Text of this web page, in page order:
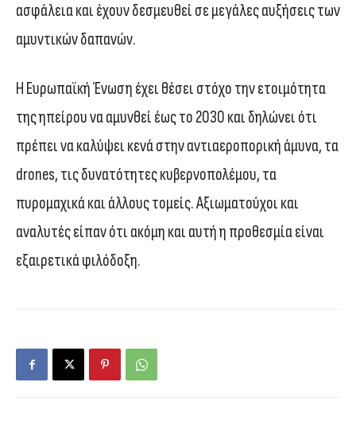
ασφάλεια και έχουν δεσμευθεί σε μεγάλες αυξήσεις των
αμυντικών δαπανών.
Η Ευρωπαϊκή Ένωση έχει θέσει στόχο την ετοιμότητα
της ηπείρου να αμυνθεί έως το 2030 και δηλώνει ότι
πρέπει να καλύψει κενά στην αντιαεροπορική άμυνα, τα
drones, τις δυνατότητες κυβερνοπολέμου, τα
πυρομαχικά και άλλους τομείς. Αξιωματούχοι και
αναλυτές είπαν ότι ακόμη και αυτή η προθεσμία είναι
εξαιρετικά φιλόδοξη.